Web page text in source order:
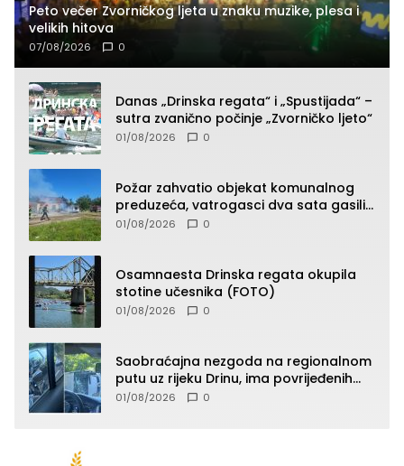
Peto večer Zvorničkog ljeta u znaku muzike, plesa i
velikih hitova
07/08/2026 0
Danas „Drinska regata“ i „Spustijada“ –
sutra zvanično počinje „Zvorničko ljeto“
01/08/2026 0
Požar zahvatio objekat komunalnog
preduzeća, vatrogasci dva sata gasili
vatru (FOTO)
01/08/2026 0
Osamnaesta Drinska regata okupila
stotine učesnika (FOTO)
01/08/2026 0
Saobraćajna nezgoda na regionalnom
putu uz rijeku Drinu, ima povrijeđenih
lica (FOTO)
01/08/2026 0